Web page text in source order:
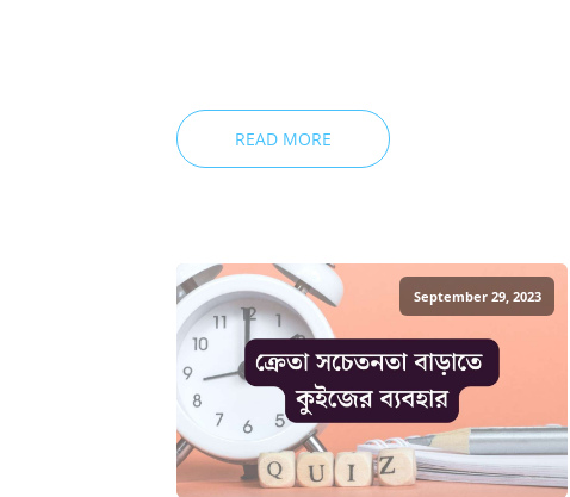
READ MORE
September 29, 2023